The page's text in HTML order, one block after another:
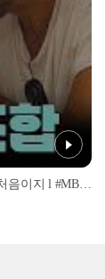
'너무 신선해서 맹맛인데...?' 이탈리아 셰프들이 회 먹다 막장에 빠진 이유 l #어서와한국은처음이지 l #MBCevery1 l EP.437